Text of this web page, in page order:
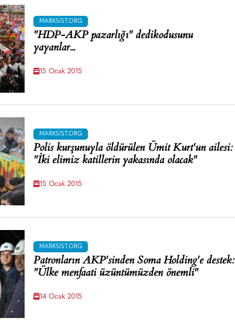
MARKSIST.ORG
"HDP-AKP pazarlığı" dedikodusunu
yayanlar...
15 Ocak 2015
MARKSIST.ORG
Polis kurşunuyla öldürülen Ümit Kurt'un ailesi:
"İki elimiz katillerin yakasında olacak"
15 Ocak 2015
MARKSIST.ORG
Patronların AKP'sinden Soma Holding'e destek:
"Ülke menfaati üzüntümüzden önemli"
14 Ocak 2015